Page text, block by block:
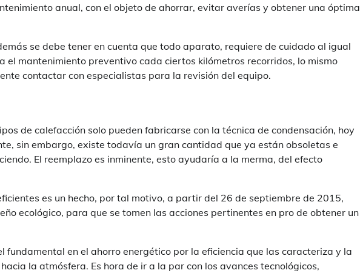
anual, con el objeto de ahorrar, evitar averías y obtener una óptima
se debe tener en cuenta que todo aparato, requiere de cuidado al igual
el mantenimiento preventivo cada ciertos kilómetros recorridos, lo mismo
contactar con especialistas para la revisión del equipo.
de calefacción solo pueden fabricarse con la técnica de condensación, hoy
sin embargo, existe todavía un gran cantidad que ya están obsoletas e
El reemplazo es inminente, esto ayudaría a la merma, del efecto
es un hecho, por tal motivo, a partir del 26 de septiembre de 2015,
ecológico, para que se tomen las acciones pertinentes en pro de obtener un
fundamental en el ahorro energético por la eficiencia que las caracteriza y la
la atmósfera. Es hora de ir a la par con los avances tecnológicos,